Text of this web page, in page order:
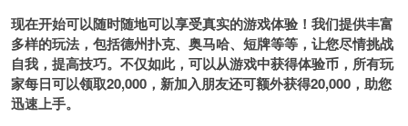
现在开始可以随时随地可以享受真实的游戏体验！我们提供丰富
多样的玩法，包括德州扑克、奥马哈、短牌等等，让您尽情挑战
自我，提高技巧。不仅如此， 可以从游戏中获得体验币，所有玩
家每日可以领取20,000，新加入朋友还可额外获得20,000，助您
迅速上手。